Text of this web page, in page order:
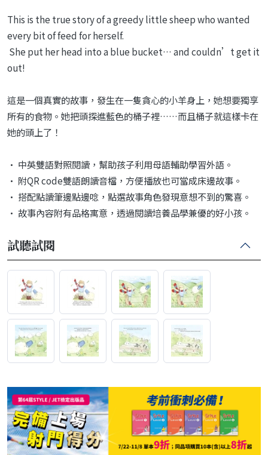
This is the true story of a greedy little sheep who wanted
every bit of feed for herself.
She put her head into a blue bucket… and couldn’t get it
out!
這是一個真實的故事，發生在一隻貪心的小羊身上，她想要獨享
所有的食物。她把頭探進藍色的桶子裡……而且桶子就這樣卡在
她的頭上了！
• 中英雙語對照閱讀，幫助孩子利用母語輔助學習外語。
• 附QR code雙語朗讀音檔，方便播放也可當成床邊故事。
• 搭配點讀筆邊點邊唸，點選故事角色發現意想不到的驚喜。
• 故事內容附有品格寓意，透過閱讀培養品學兼優的好小孩。
試聽試閱